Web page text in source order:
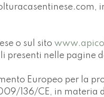
o sul sito
presenti nelle pagine
Europeo per la
136/CE, in materia